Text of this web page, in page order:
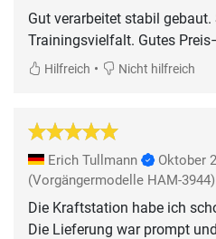
Gut verarbeitet stabil gebaut.
Trainingsvielfalt. Gutes
Hilfreich • Nicht hilfreich
Erich Tullmann
Oktober
(Vorgängermodelle HAM-3944)
Die Kraftstation habe ich
Die Lieferung war prompt